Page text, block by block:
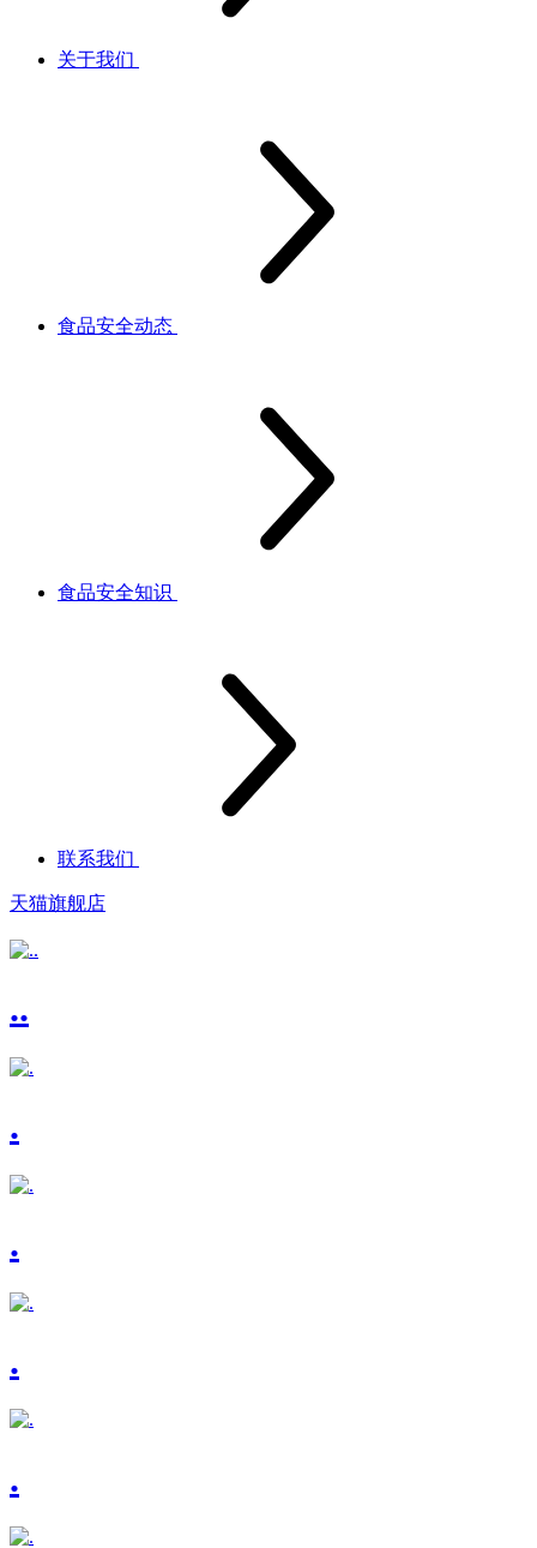
关于我们
食品安全动态
食品安全知识
联系我们
天猫旗舰店
..
.
.
.
.